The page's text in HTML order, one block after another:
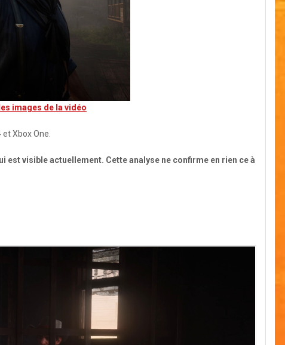
images de la vidéo
Xbox One.
est visible actuellement. Cette analyse ne confirme en rien ce à